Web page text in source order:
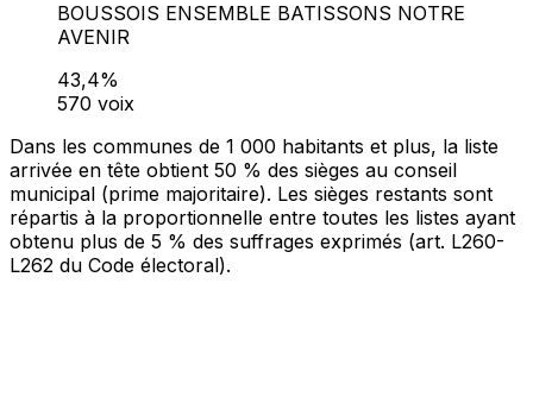
BOUSSOIS ENSEMBLE BATISSONS NOTRE
AVENIR
43,4%
570 voix
Dans les communes de 1 000 habitants et plus, la liste
arrivée en tête obtient 50 % des sièges au conseil
municipal (prime majoritaire). Les sièges restants sont
répartis à la proportionnelle entre toutes les listes ayant
obtenu plus de 5 % des suffrages exprimés (art. L260-
L262 du Code électoral).